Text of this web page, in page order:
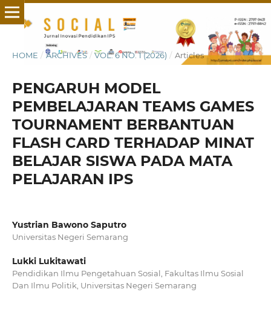
HOME / ARCHIVES / VOL. 6 NO. 1 (2026) / Articles
PENGARUH MODEL
PEMBELAJARAN TEAMS GAMES
TOURNAMENT BERBANTUAN
FLASH CARD TERHADAP MINAT
BELAJAR SISWA PADA MATA
PELAJARAN IPS
Yustrian Bawono Saputro
Universitas Negeri Semarang
Lukki Lukitawati
Pendidikan Ilmu Pengetahuan Sosial, Fakultas Ilmu Sosial
Dan Ilmu Politik, Universitas Negeri Semarang